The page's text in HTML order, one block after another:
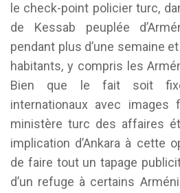
le check-point policier turc,
de Kessab peuplée
pendant plus d’une semaine
habitants, y compris les
Bien que le fait soit
internationaux avec images
ministère turc des affaires
implication d’Ankara à cette
de faire tout un tapage
d’un refuge à certains